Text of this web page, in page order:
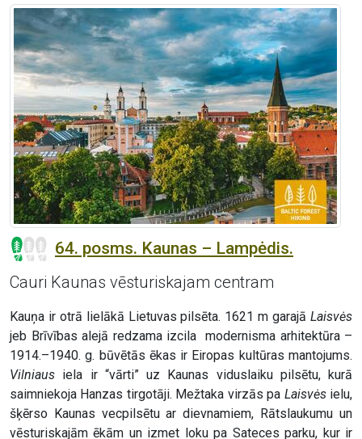
64. posms. Kaunas – Lampėdis.
Cauri Kaunas vēsturiskajam centram
Kauņa ir otrā lielākā Lietuvas pilsēta. 1621 m garajā Laisvės
jeb Brīvības alejā redzama izcila modernisma arhitektūra –
1914.–1940. g. būvētās ēkas ir Eiropas kultūras mantojums.
Vilniaus iela ir “vārti” uz Kaunas viduslaiku pilsētu, kurā
saimniekoja Hanzas tirgotāji. Mežtaka virzās pa Laisvėsielu,
šķērso Kaunas vecpilsētu ar dievnamiem, Rātslaukumu un
vēsturiskajām ēkām un izmet loku pa Sateces parku, kur ir